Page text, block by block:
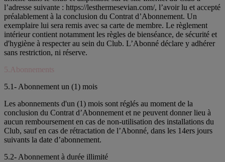
l’adresse suivante : https://lesthermesevian.com/, l’avoir lu et accepté
préalablement à la conclusion du Contrat d’Abonnement. Un
exemplaire lui sera remis avec sa carte de membre. Le règlement
intérieur contient notamment les règles de bienséance, de sécurité et
d'hygiène à respecter au sein du Club. L’Abonné déclare y adhérer
sans restriction, ni réserve.
5.Abonnements
5.1- Abonnement un (1) mois
Les abonnements d'un (1) mois sont réglés au moment de la
conclusion du Contrat d’Abonnement et ne peuvent donner lieu à
aucun remboursement en cas de non-utilisation des installations du
Club, sauf en cas de rétractation de l’Abonné, dans les 14ers jours
suivants la date d’abonnement.
5.2- Abonnement à durée illimité